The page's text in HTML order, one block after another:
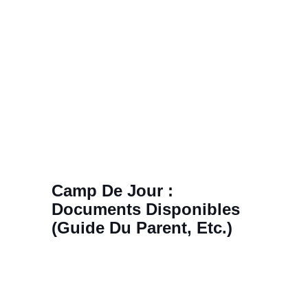
Camp De Jour :
Documents Disponibles
(guide Du Parent, Etc.)